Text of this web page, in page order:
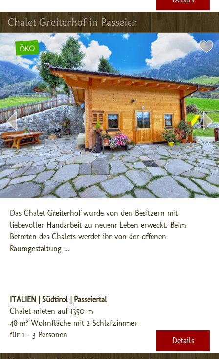
Chalet Greiterhof in Passeier
ÖKO
Das Chalet Greiterhof wurde von den Besitzern mit
liebevoller Handarbeit zu neuem Leben erweckt. Beim
Betreten des Chalets werdet ihr von der offenen
Raumgestaltung ...
ITALIEN | Südtirol | Passeiertal
Chalet mieten auf 1350 m
48 m² Wohnfläche mit 2 Schlafzimmer
für 1 - 3 Personen
Details